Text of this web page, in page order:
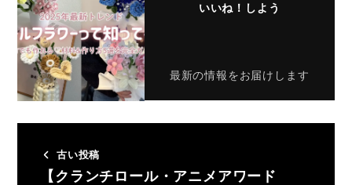
いいね！しよう
最新の情報をお届けします
古い投稿
【クランチロール・アニメアワード